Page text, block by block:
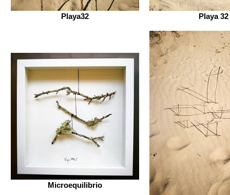
Playa32 Playa 32
Microequilibrio